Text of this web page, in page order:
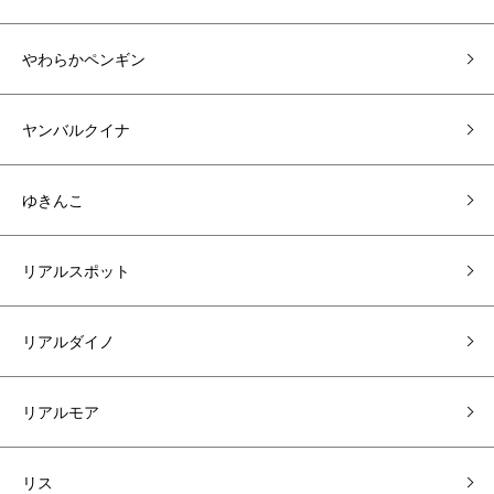
やわらかペンギン
ヤンバルクイナ
ゆきんこ
リアルスポット
リアルダイノ
リアルモア
リス